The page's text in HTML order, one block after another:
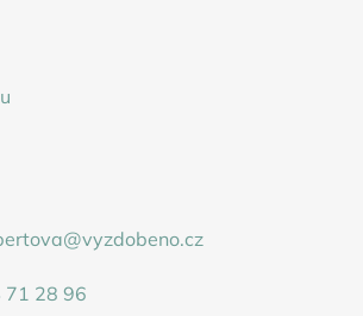
@vyzdobeno.cz
71 28 96